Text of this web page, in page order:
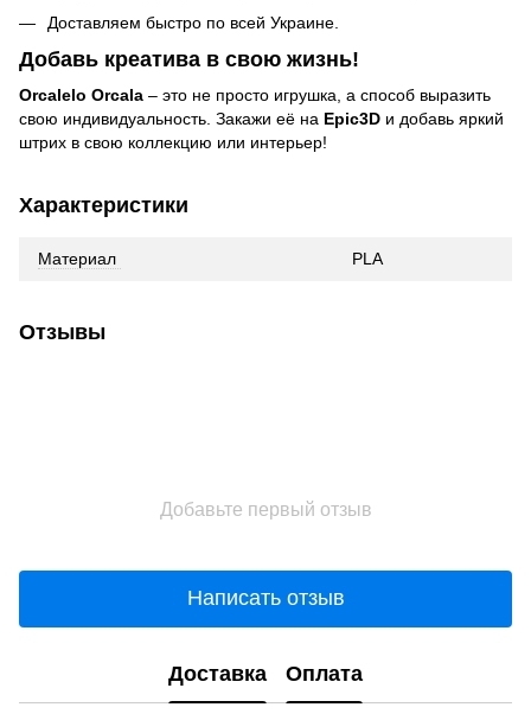
Доставляем быстро по всей Украине.
Добавь креатива в свою жизнь!
Orcalelo Orcala – это не просто игрушка, а способ выразить
свою индивидуальность. Закажи её на Epic3D и добавь яркий
штрих в свою коллекцию или интерьер!
Характеристики
Материал PLA
Отзывы
Добавьте первый отзыв
Написать отзыв
Доставка Оплата